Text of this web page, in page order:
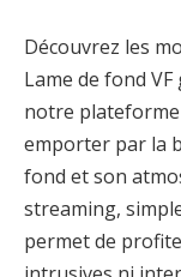
Découvrez les
Lame de fond
notre
emporter par la
fond et son
streaming,
permet de